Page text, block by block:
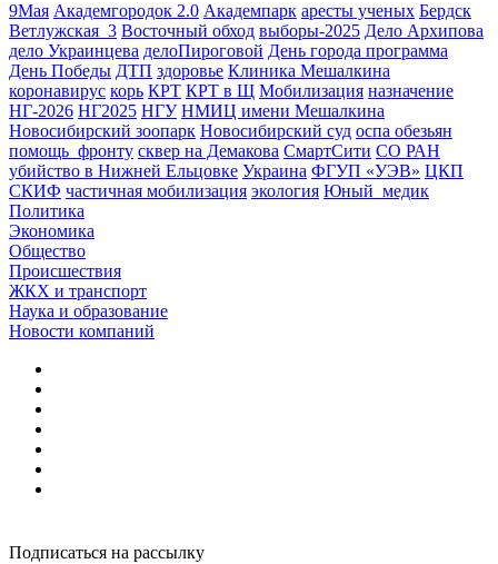
9Мая Академгородок 2.0 Академпарк аресты ученых Бердск
Ветлужская_3 Восточный обход выборы-2025 Дело Архипова
дело Украинцева делоПироговой День города программа
День Победы ДТП здоровье Клиника Мешалкина
коронавирус корь КРТ КРТ в Щ Мобилизация назначение
НГ-2026 НГ2025 НГУ НМИЦ имени Мешалкина
Новосибирский зоопарк Новосибирский суд оспа обезьян
помощь_фронту сквер на Демакова СмартСити СО РАН
убийство в Нижней Ельцовке Украина ФГУП «УЭВ» ЦКП
СКИФ частичная мобилизация экология Юный_медик
Политика
Экономика
Общество
Происшествия
ЖКХ и транспорт
Наука и образование
Новости компаний
Подписаться на рассылку